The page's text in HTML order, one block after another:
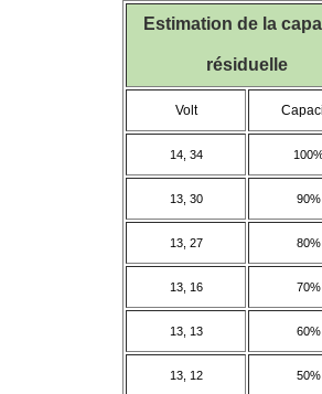
Estimation de la
résiduelle
Volt
14, 34
13, 30 90%
13, 27 80%
13, 16 70%
13, 13 60%
13, 12 50%